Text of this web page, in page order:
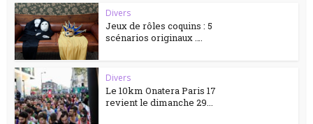
Divers
Jeux de rôles coquins : 5
scénarios originaux ….
Divers
Le 10km Onatera Paris 17
revient le dimanche 29...